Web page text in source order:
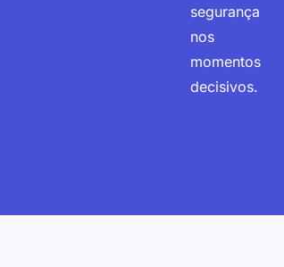
segurança
nos
momentos
decisivos.